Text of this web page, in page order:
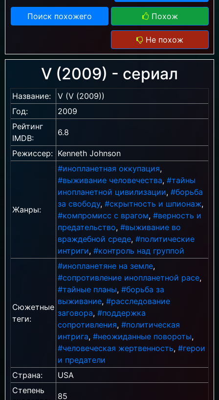
Поиск похожего Похож
Не похож
V (2009) - сериал
Название:
V (V (2009))
Год:
2009
Рейтинг
IMDB:
6.8
Режиссер: Kenneth Johnson
Жанры:
#инопланетная оккупация,
#выживание человечества, #тайны
инопланетной цивилизации, #борьба
за свободу, #скрытность и шпионаж,
#компромисс с врагом, #верность и
предательство, #выживание во
враждебной среде, #политические
интриги, #контроль над группой
Сюжетные
теги:
#инопланетяне на земле,
#сопротивление инопланетной расе,
#тайные планы, #борьба за
выживание, #расследование
заговора, #поддержка
сопротивления, #политическая
интрига, #неожиданные повороты,
#человеческая жертвенность, #герои
и предатели
Страна:
USA
Степень
85